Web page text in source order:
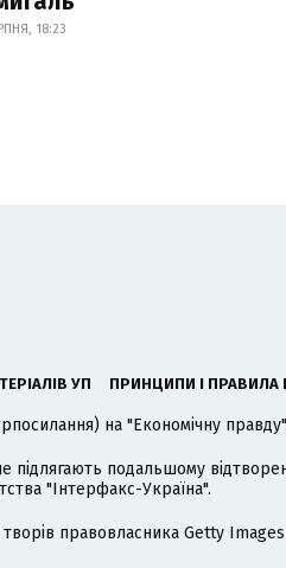
18:23
УП ПРИНЦИПИ І ПРАВИЛА
на "Економічну
підлягають подальшому
"Інтерфакс-Україна".
правовласника Getty